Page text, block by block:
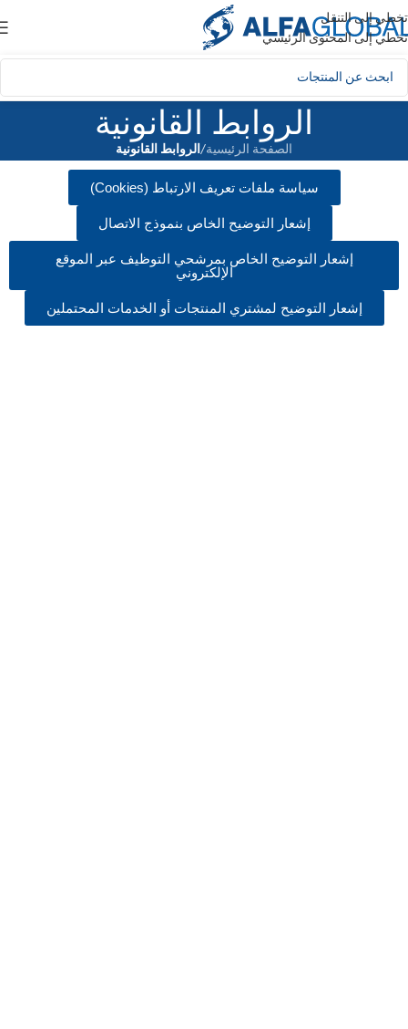
تخطي إلى التنقل
تخطي إلى المحتوى الرئيسي
الروابط القانونية
الصفحة الرئيسية/الروابط القانونية
سياسة ملفات تعريف الارتباط (Cookies)
إشعار التوضيح الخاص بنموذج الاتصال
إشعار التوضيح الخاص بمرشحي التوظيف عبر الموقع
الإلكتروني
إشعار التوضيح لمشتري المنتجات أو الخدمات المحتملين